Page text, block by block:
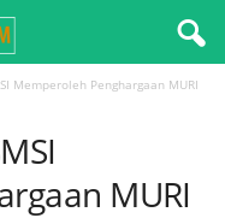
Memperoleh Penghargaan MURI
MURI